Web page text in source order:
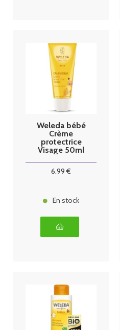
Weleda bébé
Crème
protectrice
Visage 50ml
6.99 €
En stock